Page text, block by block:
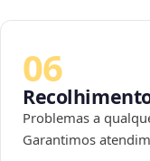
06
Problemas a
Garantimos